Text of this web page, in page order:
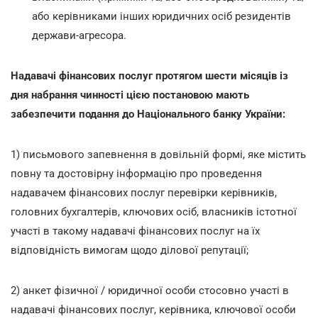
або керівниками інших юридичних осіб резидентів
держави-агресора.
Надавачі фінансових послуг протягом шести місяців із
дня набрання чинності цією постановою мають
забезпечити подання до Національного банку України:
1) письмового запевнення в довільній формі, яке містить
повну та достовірну інформацію про проведення
надавачем фінансових послуг перевірки керівників,
головних бухгалтерів, ключових осіб, власників істотної
участі в такому надавачі фінансових послуг на їх
відповідність вимогам щодо ділової репутації;
2) анкет фізичної / юридичної особи стосовно участі в
надавачі фінансових послуг, керівника, ключової особи